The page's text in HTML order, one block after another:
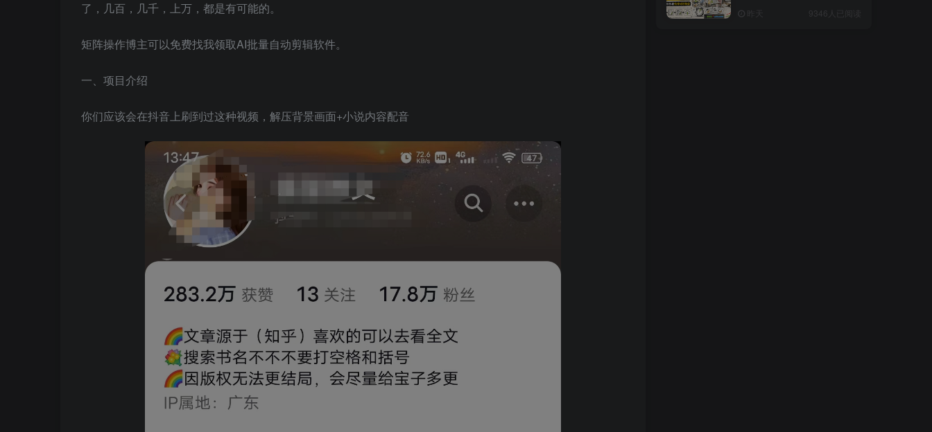
了，几百，几千，上万，都是有可能的。
矩阵操作博主可以免费找我领取AI批量自动剪辑软件。
一、项目介绍
你们应该会在抖音上刷到过这种视频，解压背景画面+小说内容配音
昨天 9346人已阅读